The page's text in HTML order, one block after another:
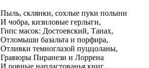
Пыль, склянки, сохлые пуки полыни
И чобра, кизиловые герлыги,
Гипс масок: Достоевский, Таиах,
Отломыши базальта и порфира,
Отливки темноглазой пуццоланы,
Гравюры Пиранези и Лоррена
И ровные напластованья книг...